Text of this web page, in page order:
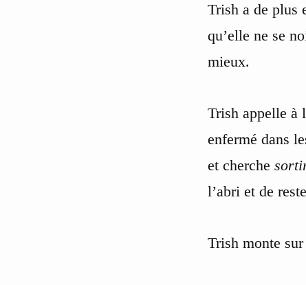
Trish a de plus
qu’elle ne se
mieux.
Trish appelle à
enfermé dans
et cherche
l’abri et de
Trish monte